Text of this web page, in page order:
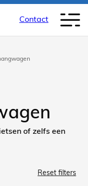
Contact
of zelfs een
Reset filters